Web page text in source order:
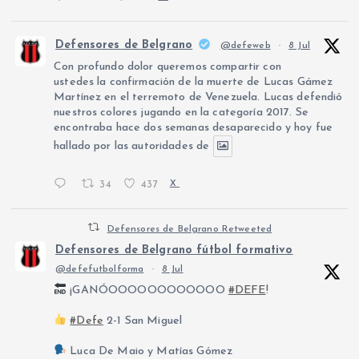
Defensores de Belgrano @defeweb · 8 Jul
Con profundo dolor queremos compartir con
ustedes la confirmación de la muerte de Lucas Gámez
Martínez en el terremoto de Venezuela. Lucas defendió
nuestros colores jugando en la categoría 2017. Se
encontraba hace dos semanas desaparecido y hoy fue
hallado por las autoridades de
34 437 X
Defensores de Belgrano Retweeted
Defensores de Belgrano fútbol formativo
@defefutbolforma · 8 Jul
¡GANÓOOOOOOOOOOOO #DEFE!
#Defe 2-1 San Miguel
Luca De Maio y Matías Gómez